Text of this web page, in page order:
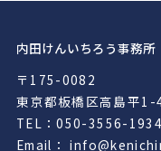
内田けんいちろう事務所
〒175-0082
東京都板橋区高島平
TEL：050-3556-
Email：